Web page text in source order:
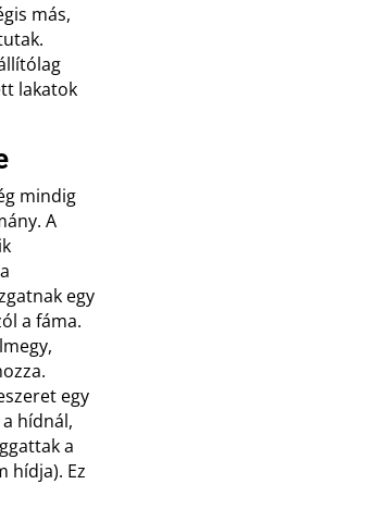
más,
lakatok
mindig
A
egy
a fáma.
egy
hídnál,
a
hídja). Ez